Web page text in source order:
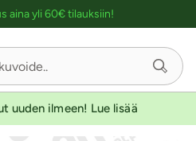
aina yli 60€ tilauksiin!
uuden ilmeen! Lue lisää